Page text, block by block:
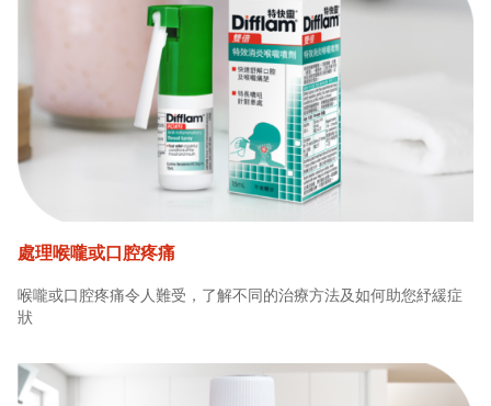
處理喉嚨或口腔疼痛
喉嚨或口腔疼痛令人難受，了解不同的治療方法及如何助您紓緩症
狀